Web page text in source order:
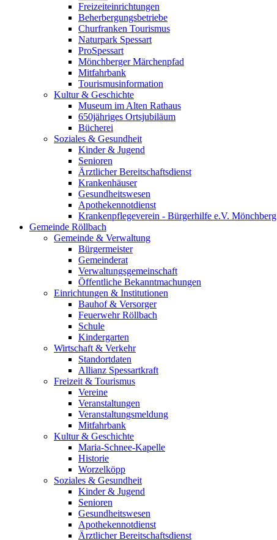
Freizeiteinrichtungen
Beherbergungsbetriebe
Churfranken Tourismus
Naturpark Spessart
ProSpessart
Mönchberger Märchenpfad
Mitfahrbank
Tourismusinformation
Kultur & Geschichte
Museum im Alten Rathaus
650jähriges Ortsjubiläum
Bücherei
Soziales & Gesundheit
Kinder & Jugend
Senioren
Ärztlicher Bereitschaftsdienst
Krankenhäuser
Gesundheitswesen
Apothekennotdienst
Krankenpflegeverein - Bürgerhilfe e.V. Mönchberg
Gemeinde Röllbach
Gemeinde & Verwaltung
Bürgermeister
Gemeinderat
Verwaltungsgemeinschaft
Öffentliche Bekanntmachungen
Einrichtungen & Institutionen
Bauhof & Versorger
Feuerwehr Röllbach
Schule
Kindergarten
Wirtschaft & Verkehr
Standortdaten
Allianz Spessartkraft
Freizeit & Tourismus
Vereine
Veranstaltungen
Veranstaltungsmeldung
Mitfahrbank
Kultur & Geschichte
Maria-Schnee-Kapelle
Historie
Worzelköpp
Soziales & Gesundheit
Kinder & Jugend
Senioren
Gesundheitswesen
Apothekennotdienst
Ärztlicher Bereitschaftsdienst